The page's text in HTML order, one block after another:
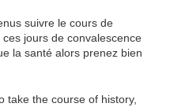
suivre le cours de
jours de convalescence
la santé alors prenez bien
take the course of history,